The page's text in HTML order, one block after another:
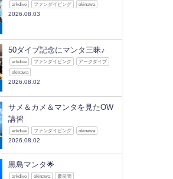
arkdive ファンダイビング okinawa
2026.08.03
50ダイブ記念にマンタ三昧♪
arkdive ファンダイビング アークダイブ
okinawa
2026.08.02
サメ＆カメ＆マンタを見たOW
講習
arkdive ファンダイビング okinawa
2026.08.02
黒島マンタ🌟
arkdive okinawa 慶良間